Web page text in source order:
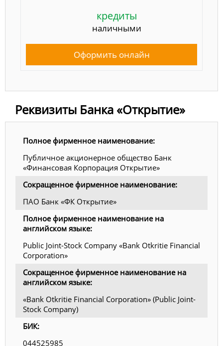
кредиты
наличными
Оформить онлайн
Реквизиты Банка «Открытие»
Полное фирменное наименование:
Публичное акционерное общество Банк
«Финансовая Корпорация Открытие»
Сокращенное фирменное наименование:
ПАО Банк «ФК Открытие»
Полное фирменное наименование на
английском языке:
Public Joint-Stock Company «Bank Otkritie Financial
Corporation»
Сокращенное фирменное наименование на
английском языке:
«Bank Otkritie Financial Corporation» (Public Joint-
Stock Company)
БИК:
044525985